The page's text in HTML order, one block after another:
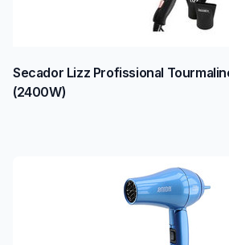
Secador Lizz Profissional
(2400W)